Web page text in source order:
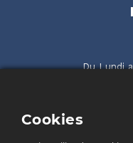
Du Lundi
Cookies